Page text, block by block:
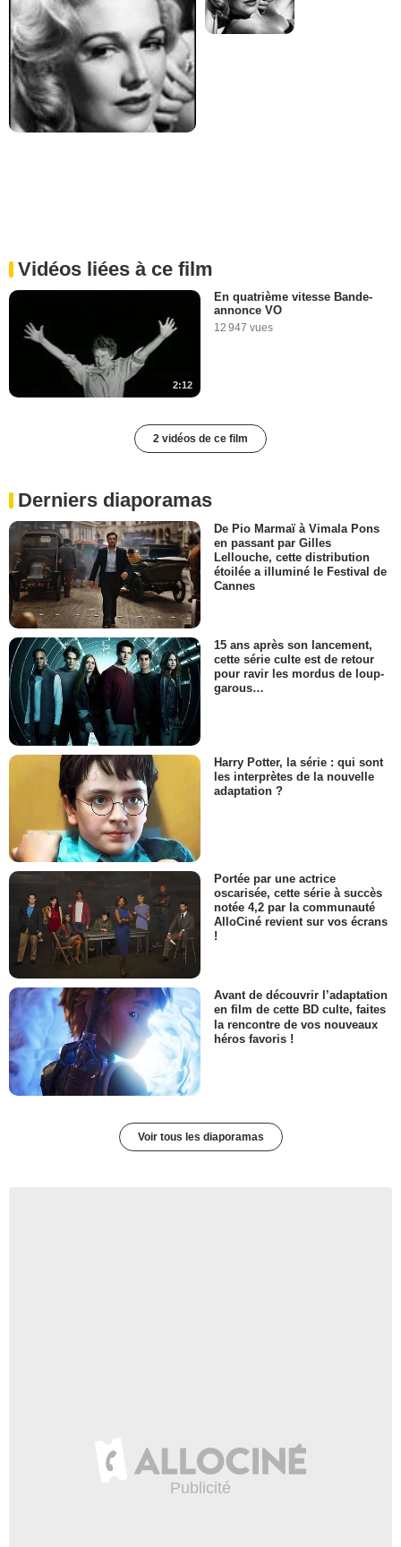
Vidéos liées à ce film
2:12
En quatrième vitesse Bande-
annonce VO
12 947 vues
2 vidéos de ce film
Derniers diaporamas
De Pio Marmaï à Vimala Pons
en passant par Gilles
Lellouche, cette distribution
étoilée a illuminé le Festival de
Cannes
15 ans après son lancement,
cette série culte est de retour
pour ravir les mordus de loup-
garous…
Harry Potter, la série : qui sont
les interprètes de la nouvelle
adaptation ?
Portée par une actrice
oscarisée, cette série à succès
notée 4,2 par la communauté
AlloCiné revient sur vos écrans
!
Avant de découvrir l’adaptation
en film de cette BD culte, faites
la rencontre de vos nouveaux
héros favoris !
Voir tous les diaporamas